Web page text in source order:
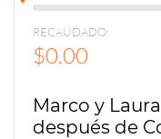
RECAUDADO:
$0.00
Marco y
después de